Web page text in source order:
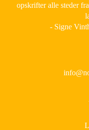
opskrifter alle steder
- Signe